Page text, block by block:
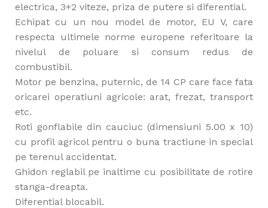
electrica, 3+2 viteze, priza de putere si diferential.
Echipat cu un nou model de motor, EU V, care
respecta ultimele norme europene referitoare la
nivelul de poluare si consum redus de
combustibil.
Motor pe benzina, puternic, de 14 CP care face fata
oricarei operatiuni agricole: arat, frezat, transport
etc.
Roti gonflabile din cauciuc (dimensiuni 5.00 x 10)
cu profil agricol pentru o buna tractiune in special
pe terenul accidentat.
Ghidon reglabil pe inaltime cu posibilitate de rotire
stanga-dreapta.
Diferential blocabil.